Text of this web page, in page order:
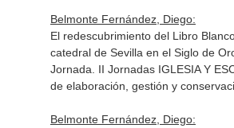
Belmonte Fernández, Diego:
El redescubrimiento del Libro
catedral de Sevilla en el Siglo de
Jornada. II Jornadas IGLESIA Y
de elaboración, gestión y
Belmonte Fernández, Diego: